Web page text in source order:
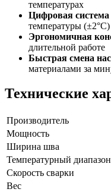
температурах
Цифровая
температуры (±2°C)
Эргономичная
длительной работе
Быстрая смена
материалами за
Технические
Производитель
Мощность
Ширина шва
Температурный диапазон
Скорость сварки
Вес